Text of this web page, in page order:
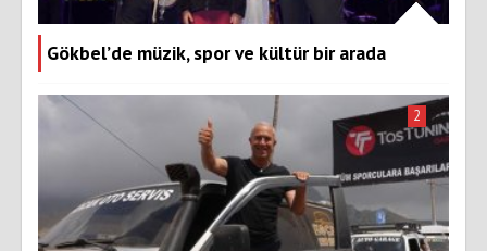
Gökbel’de müzik, spor ve kültür bir arada
2